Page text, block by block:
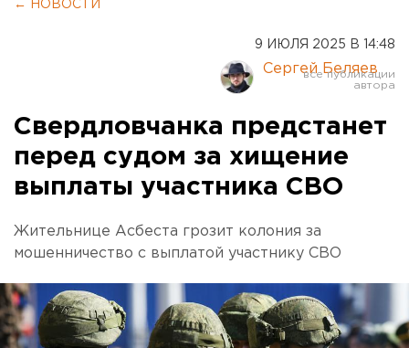
← НОВОСТИ
9 ИЮЛЯ 2025 В 14:48
Сергей Беляев
Свердловчанка предстанет
перед судом за хищение
выплаты участника СВО
Жительнице Асбеста грозит колония за
мошенничество с выплатой участнику СВО